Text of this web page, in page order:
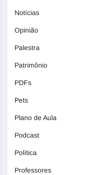
Notícias
Opinião
Palestra
Patrimônio
PDFs
Pets
Plano de Aula
Podcast
Política
Professores